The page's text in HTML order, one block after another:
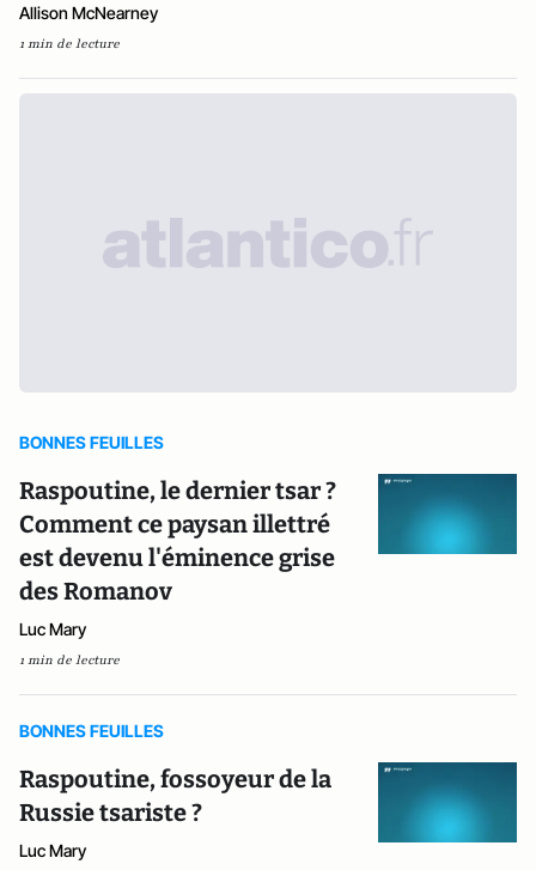
Allison McNearney
1 min de lecture
BONNES FEUILLES
Raspoutine, le dernier tsar ?
Comment ce paysan illettré
est devenu l'éminence grise
des Romanov
Luc Mary
1 min de lecture
BONNES FEUILLES
Raspoutine, fossoyeur de la
Russie tsariste ?
Luc Mary